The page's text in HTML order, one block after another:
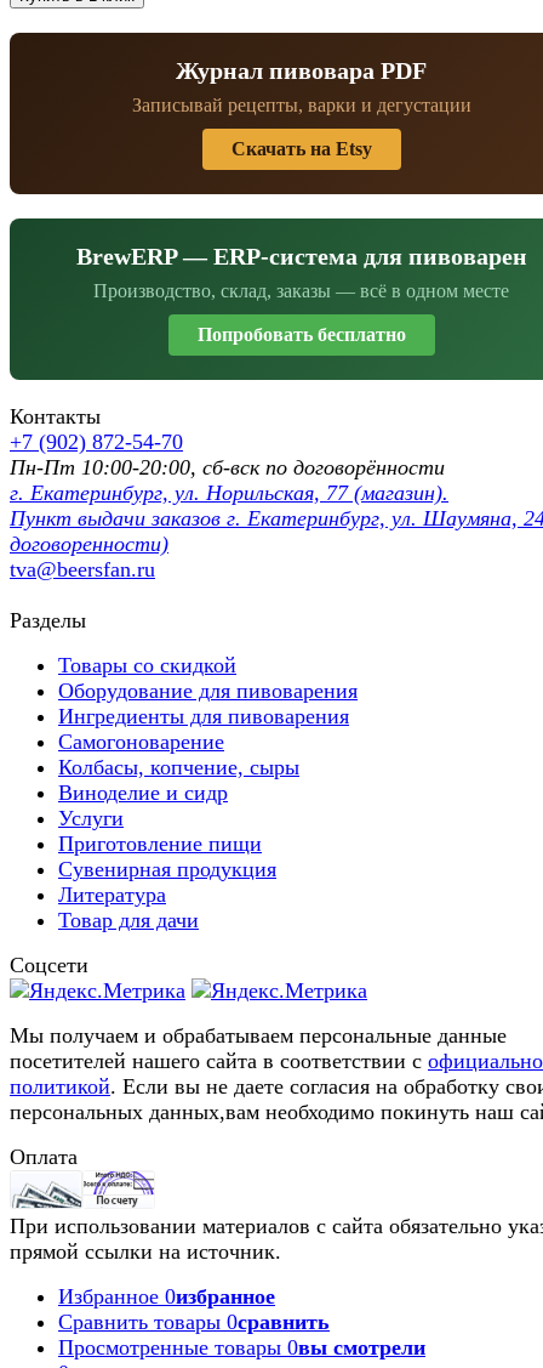
Журнал пивовара PDF
Записывай рецепты, варки и дегустации
Скачать на Etsy
BrewERP — ERP-система для пивоварен
Производство, склад, заказы — всё в одном месте
Попробовать бесплатно
Контакты
+7 (902) 872-54-70
Пн-Пт 10:00-20:00, сб-вск по договорённости
г. Екатеринбург, ул. Норильская, 77 (магазин).
Пункт выдачи заказов г. Екатеринбург, ул. Шаумяна,
договоренности)
tva@beersfan.ru
Разделы
Товары со скидкой
Оборудование для пивоварения
Ингредиенты для пивоварения
Самогоноварение
Колбасы, копчение, сыры
Виноделие и сидр
Услуги
Приготовление пищи
Сувенирная продукция
Литература
Товар для дачи
Соцсети
Мы получаем и обрабатываем персональные данные
посетителей нашего сайта в соответствии с
политикой. Если вы не даете согласия на обработку
персональных данных,вам необходимо покинуть наш
Оплата
При использовании материалов с сайта обязательно
прямой ссылки на источник.
Избранное 0избранное
Сравнить товары 0сравнить
Просмотренные товары 0вы смотрели